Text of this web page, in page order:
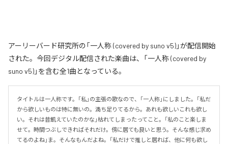
アーリーバード研究所の「一人称 (covered by suno v5)」が配信開始
された。今回デジタル配信された楽曲は、「一人称 (covered by
suno v5)」を含む全1曲となっている。
タイトルは一人称です。「私」の主張の歌なので、「一人称」にしました。「私だ
から欲しいものは特に無いの。満ち足りてるから。あれも欲しいこれも欲し
い。それは昔飢えていたのかな」枯れてしまったってこと。「私のこと楽しま
せて。時間つぶしできればそれだけ。傍に居ても良いと思う。そんな感じ求め
てるのよね」ま。そんなもんだよね。「私だけで推しと居れば、他に何も欲し